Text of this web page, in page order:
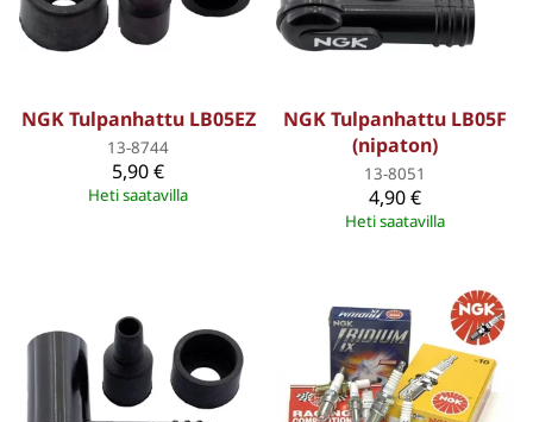
NGK Tulpanhattu LB05EZ
13-8744
5,90 €
Heti saatavilla
NGK Tulpanhattu LB05F
(nipaton)
13-8051
4,90 €
Heti saatavilla